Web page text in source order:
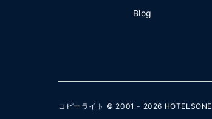
Blog
コピーライト © 2001 - 2026 HOTELSONE